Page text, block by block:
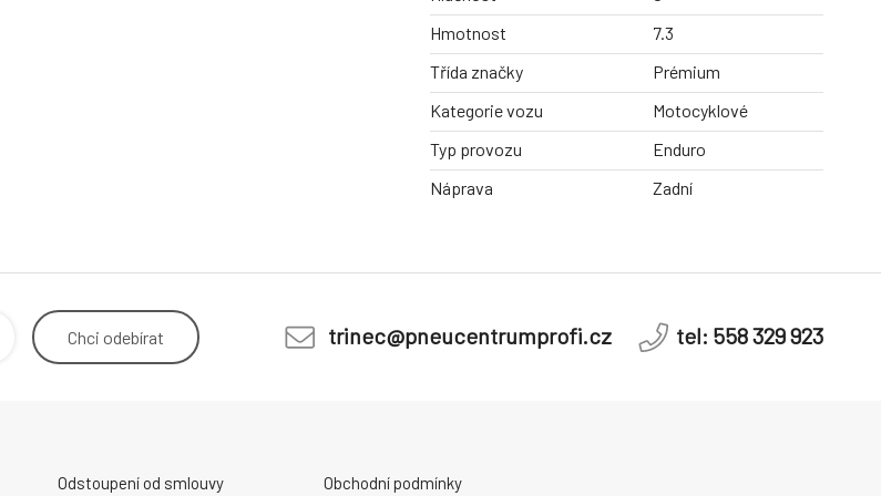
Hmotnost
7.3
Třída značky
Prémium
Kategorie vozu
Motocyklové
Typ provozu
Enduro
Náprava
Zadní
Chci odebírat trinec@pneucentrumprofi.cz tel: 558 329 923
Odstoupení od smlouvy Obchodní podmínky